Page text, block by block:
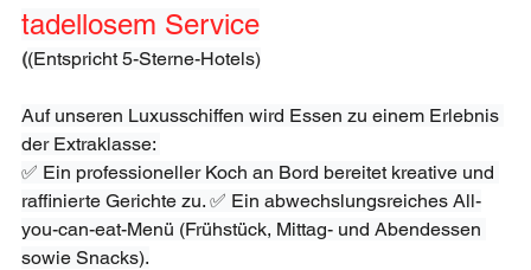
tadellosem Service
((Entspricht 5-Sterne-Hotels)
Auf unseren Luxusschiffen wird Essen zu einem Erlebnis
der Extraklasse:
✅ Ein professioneller Koch an Bord bereitet kreative und
raffinierte Gerichte zu. ✅ Ein abwechslungsreiches All-
you-can-eat-Menü (Frühstück, Mittag- und Abendessen
sowie Snacks).